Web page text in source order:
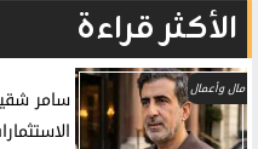
الأكثر قراءة
مال وأعمال
سامر